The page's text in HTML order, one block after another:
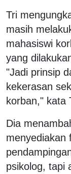
Tri
masih
mahasiswi
yang
"Jadi prinsip
kekerasan
korban," kata
Dia
menyediakan
psikolog, tapi